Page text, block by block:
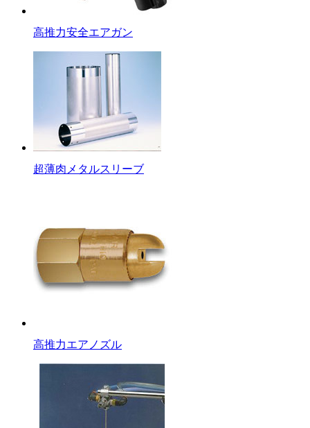
高推力安全エアガン
超薄肉メタルスリーブ
高推力エアノズル